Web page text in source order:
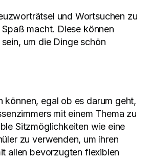
und Wortsuchen zu
macht. Diese können
um die Dinge schön
können, egal ob es darum geht,
mit einem Thema zu
Sitzmöglichkeiten wie eine
zu verwenden, um ihren
allen bevorzugten flexiblen